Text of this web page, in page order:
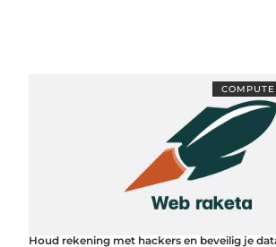
Houd rekening met hackers en beveilig je